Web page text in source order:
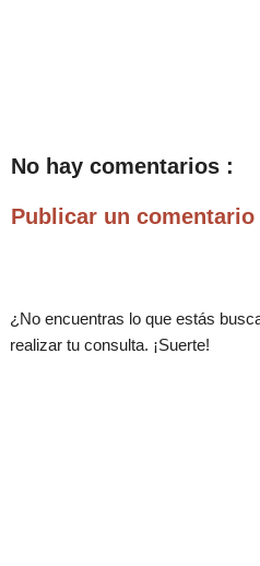
No hay comentarios :
Publicar un comentario
¿No encuentras lo que estás
realizar tu consulta. ¡Suerte!